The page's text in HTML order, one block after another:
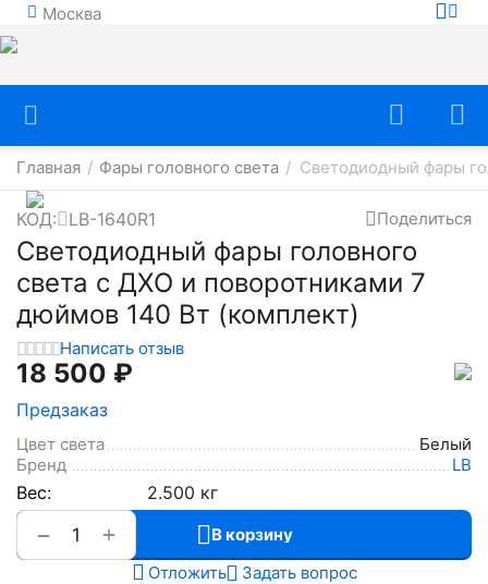
Москва
Главная / Фары головного света / Светодиодный фары
КОД: LB-1640R1 Поделиться
Светодиодный фары головного
света с ДХО и поворотниками 7
дюймов 140 Вт (комплект)
Написать отзыв
18 500 ₽
Предзаказ
Цвет света
Белый
Бренд
LB
Вес: 2.500 кг
+
−
В корзину
Отложить
Задать вопрос